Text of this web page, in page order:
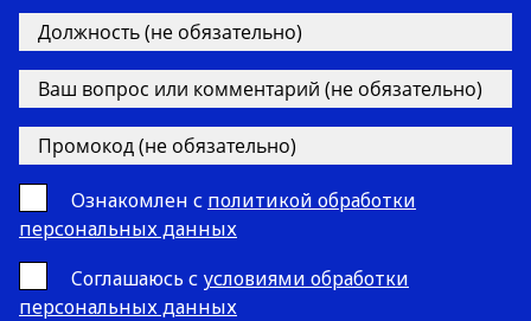
Ознакомлен с политикой обработки
персональных данных
Cоглашаюсь с условиями обработки
персональных данных